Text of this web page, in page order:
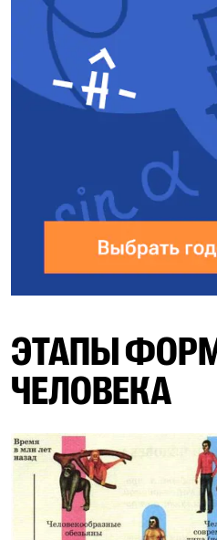
ЭТАПЫ
ЧЕЛОВЕКА